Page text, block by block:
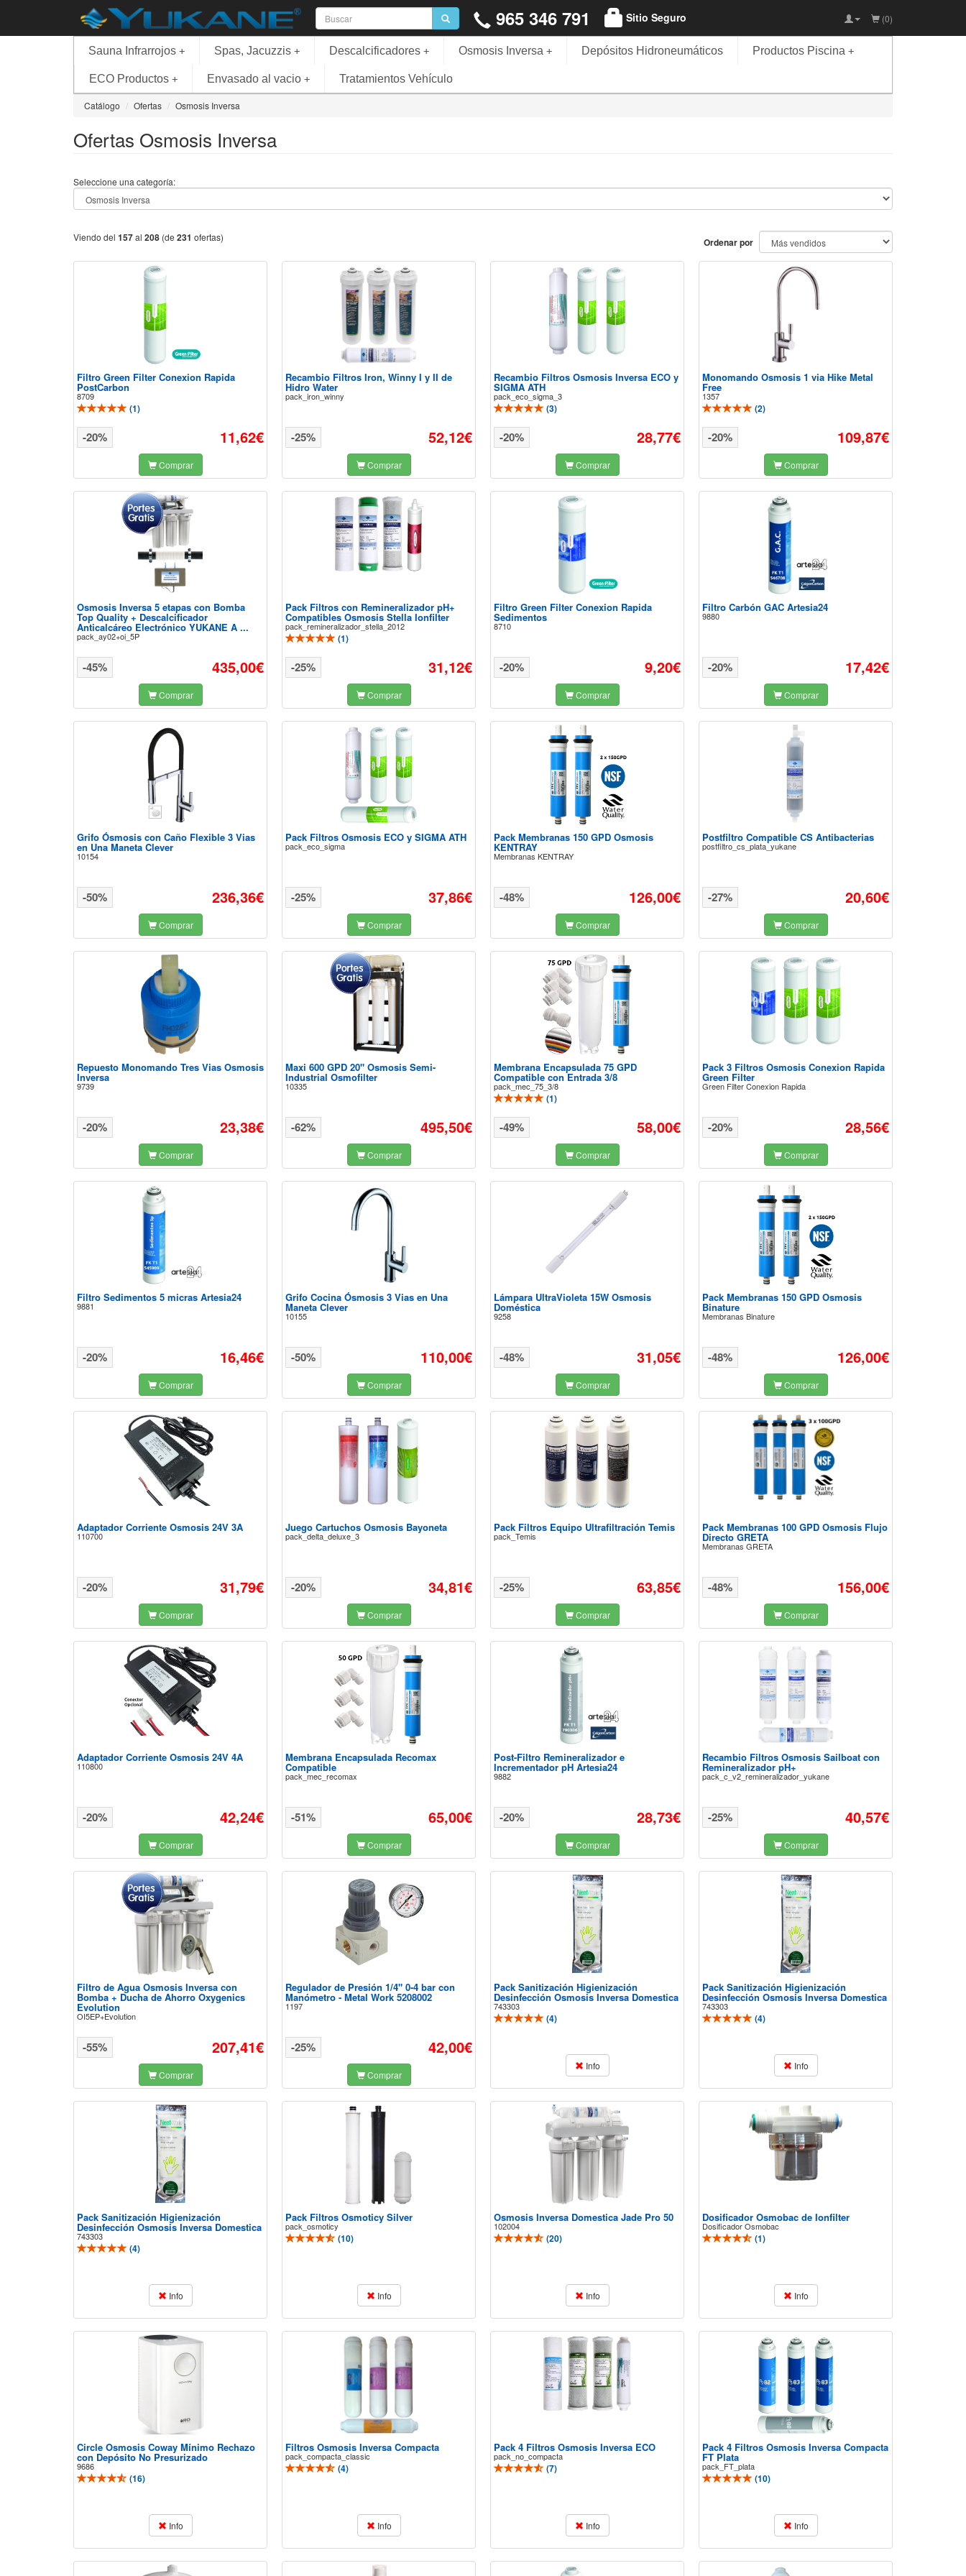
965 346 791 Sitio Seguro (0)
+
Sauna Infrarrojos +
Spas, Jacuzzis +
Descalcificadores +
Osmosis Inversa Depósitos Hidroneumáticos +
Productos Piscina
+
ECO Productos +
Envasado al vacio Tratamientos Vehículo
Catálogo Ofertas Osmosis Inversa
Ofertas Osmosis Inversa
Seleccione una categoría:
Viendo del 157al 208 (de 231 ofertas) Ordenar por
Filtro Green Filter Conexion Rapida
PostCarbon
8709
(1)
11,62€
-20%
Comprar
Recambio Filtros Iron, Winny I y II de
Hidro Water
pack_iron_winny
52,12€
-25%
Comprar
Recambio Filtros Osmosis Inversa ECO y
SIGMA ATH
pack_eco_sigma_3
(3)
28,77€
-20%
Comprar
Monomando Osmosis 1 via Hike Metal
Free
1357
(2)
109,87€
-20%
Comprar
Osmosis Inversa 5 etapas con Bomba
Top Quality + Descalcificador
Anticalcáreo Electrónico YUKANE A ...
pack_ay02+oi_5P
435,00€
-45%
Comprar
Pack Filtros con Remineralizador pH+
Compatibles Osmosis Stella Ionfilter
pack_remineralizador_stella_2012
(1)
31,12€
-25%
Comprar
Filtro Green Filter Conexion Rapida
Sedimentos
8710
9,20€
-20%
Comprar
Filtro Carbón GAC Artesia24
9880
17,42€
-20%
Comprar
Grifo Ósmosis con Caño Flexible 3 Vias
en Una Maneta Clever
10154
236,36€
-50%
Comprar
Pack Filtros Osmosis ECO y SIGMA ATH
pack_eco_sigma
37,86€
-25%
Comprar
Pack Membranas 150 GPD Osmosis
KENTRAY
Membranas KENTRAY
126,00€
-48%
Comprar
Postfiltro Compatible CS Antibacterias
postfiltro_cs_plata_yukane
20,60€
-27%
Comprar
Repuesto Monomando Tres Vias Osmosis
Inversa
9739
23,38€
-20%
Comprar
Maxi 600 GPD 20" Osmosis Semi-
Industrial Osmofilter
10335
495,50€
-62%
Comprar
Membrana Encapsulada 75 GPD
Compatible con Entrada 3/8
pack_mec_75_3/8
(1)
58,00€
-49%
Comprar
Pack 3 Filtros Osmosis Conexion Rapida
Green Filter
Green Filter Conexion Rapida
28,56€
-20%
Comprar
Filtro Sedimentos 5 micras Artesia24
9881
16,46€
-20%
Comprar
Grifo Cocina Ósmosis 3 Vias en Una
Maneta Clever
10155
110,00€
-50%
Comprar
Lámpara UltraVioleta 15W Osmosis
Doméstica
9258
31,05€
-48%
Comprar
Pack Membranas 150 GPD Osmosis
Binature
Membranas Binature
126,00€
-48%
Comprar
Adaptador Corriente Osmosis 24V 3A
110700
31,79€
-20%
Comprar
Juego Cartuchos Osmosis Bayoneta
pack_delta_deluxe_3
34,81€
-20%
Comprar
Pack Filtros Equipo Ultrafiltración Temis
pack_Temis
63,85€
-25%
Comprar
Pack Membranas 100 GPD Osmosis Flujo
Directo GRETA
Membranas GRETA
156,00€
-48%
Comprar
Adaptador Corriente Osmosis 24V 4A
110800
42,24€
-20%
Comprar
Membrana Encapsulada Recomax
Compatible
pack_mec_recomax
65,00€
-51%
Comprar
Post-Filtro Remineralizador e
Incrementador pH Artesia24
9882
28,73€
-20%
Comprar
Recambio Filtros Osmosis Sailboat con
Remineralizador pH+
pack_c_v2_remineralizador_yukane
40,57€
-25%
Comprar
Filtro de Agua Osmosis Inversa con
Bomba + Ducha de Ahorro Oxygenics
Evolution
OI5EP+Evolution
207,41€
-55%
Comprar
Regulador de Presión 1/4" 0-4 bar con
Manómetro - Metal Work 5208002
1197
42,00€
-25%
Comprar
Pack Sanitización Higienización
Desinfección Osmosis Inversa Domestica
743303
(4)
Info
Pack Sanitización Higienización
Desinfección Osmosis Inversa Domestica
743303
(4)
Info
Pack Sanitización Higienización
Desinfección Osmosis Inversa Domestica
743303
(4)
Info
Pack Filtros Osmoticy Silver
pack_osmoticy
(10)
Info
Osmosis Inversa Domestica Jade Pro 50
102004
(20)
Info
Dosificador Osmobac de Ionfilter
Dosificador Osmobac
(1)
Info
Circle Osmosis Coway Mínimo Rechazo
con Depósito No Presurizado
9686
(16)
Info
Filtros Osmosis Inversa Compacta
pack_compacta_classic
(4)
Info
Pack 4 Filtros Osmosis Inversa ECO
pack_no_compacta
(7)
Info
Pack 4 Filtros Osmosis Inversa Compacta
FT Plata
pack_FT_plata
(10)
Info